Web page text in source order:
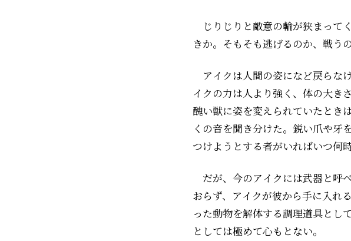
じりじりと敵意の輪が狭まって
きか。そもそも逃げるのか、戦うの
アイクは人間の姿になど戻らな
イクの力は人より強く、体の大き
醜い獣に姿を変えられていたとき
くの音を聞き分けた。鋭い爪や牙
つけようとする者がいればいつ何
だが、今のアイクには武器と呼
おらず、アイクが彼から手に入れ
った動物を解体する調理道具とし
としては極めて心もとない。